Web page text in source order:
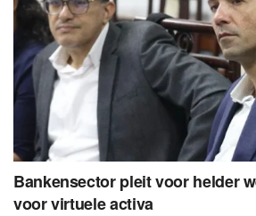
Bankensector pleit voor helder
voor virtuele activa